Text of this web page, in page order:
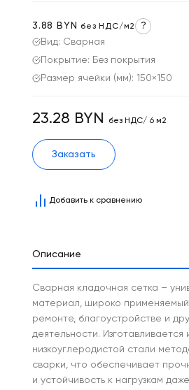
Вид: Сварная
Покрытие: Без покрытия
Размер ячейки (мм): 150×150
3.88 BYN без НДС/м2 ?
23.28 BYN без НДС/ 6 м2
Заказать
Добавить к сравнению
Описание
Сварная кладочная сетка –
материал, широко применяемый
ремонте, благоустройстве и
деятельности. Изготавливается
низкоуглеродистой стали
сварки, что обеспечивает
и устойчивость к нагрузкам